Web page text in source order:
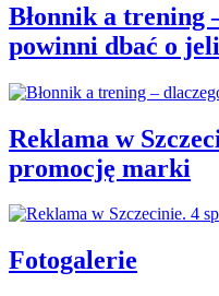
Błonnik a trening
powinni dbać o
Reklama w
promocję marki
Fotogalerie